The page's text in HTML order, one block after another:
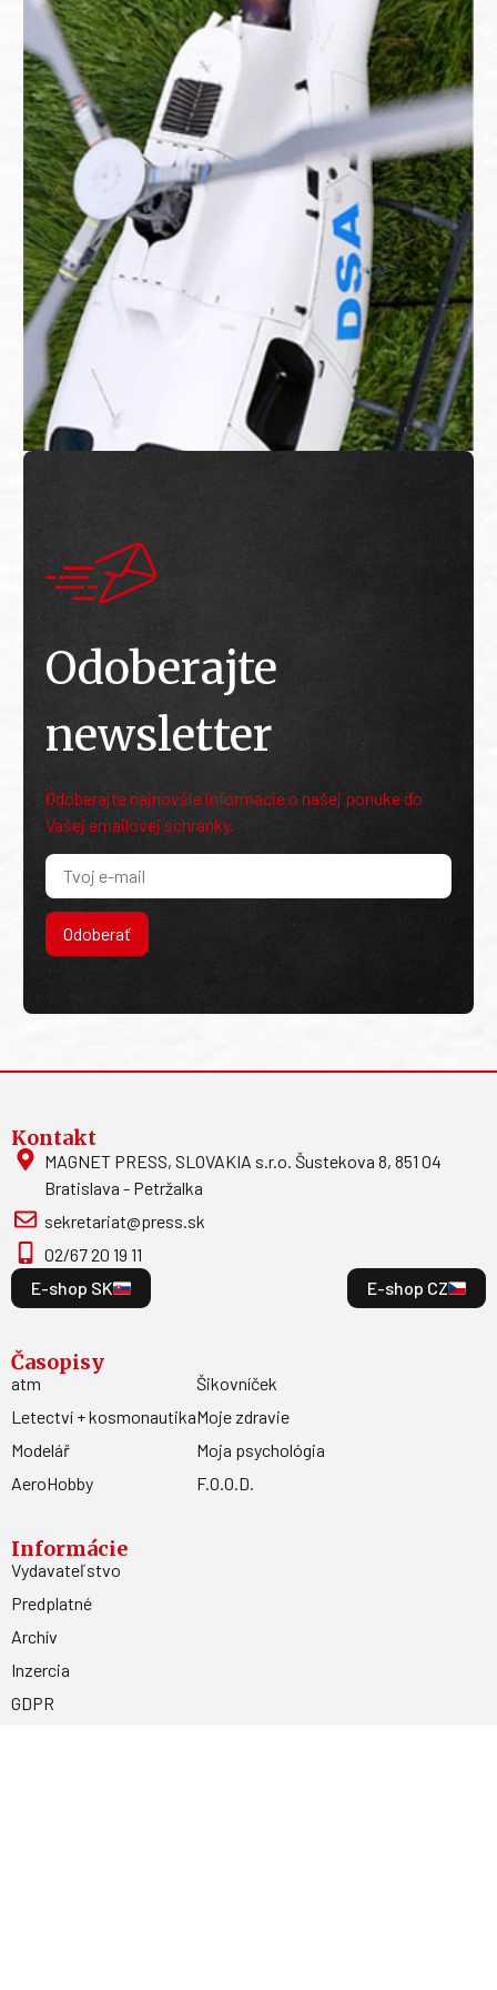
Odoberajte
newsletter
Odoberajte najnovšie informácie o našej ponuke do
Vašej emailovej schránky.
Odoberať
Kontakt
MAGNET PRESS, SLOVAKIA s.r.o. Šustekova 8, 851 04
Bratislava - Petržalka
sekretariat@press.sk
02/67 20 19 11
E-shop SK
E-shop CZ
Časopisy
atm
Letectví + kosmonautika
Modelář
AeroHobby
Šikovníček
Moje zdravie
Moja psychológia
F.O.O.D.
Informácie
Vydavateľstvo
Predplatné
Archív
Inzercia
GDPR